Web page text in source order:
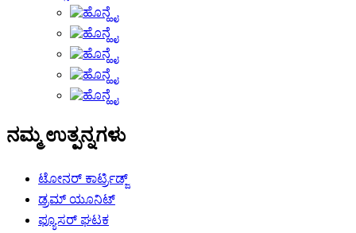
ನಮ್ಮ ಉತ್ಪನ್ನಗಳು
ಟೋನರ್ ಕಾರ್ಟ್ರಿಡ್ಜ್
ಡ್ರಮ್ ಯೂನಿಟ್
ಫ್ಯೂಸರ್ ಘಟಕ